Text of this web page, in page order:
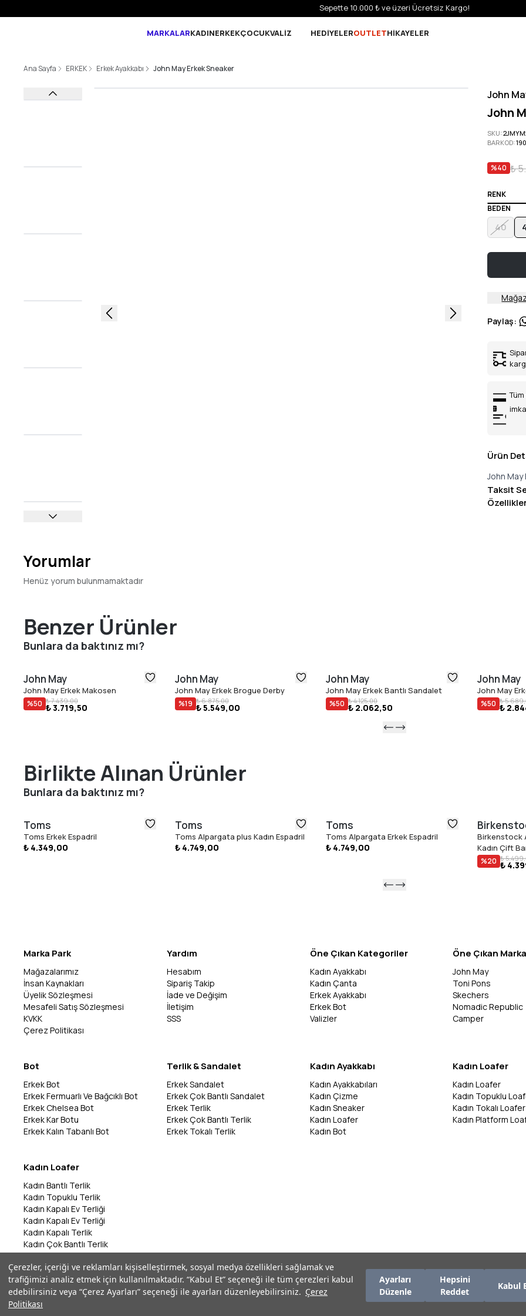
Çerezler, içeriği ve reklamları kişiselleştirmek, sosyal medya özellikleri sağlamak ve
trafiğimizi analiz etmek için kullanılmaktadır. “Kabul Et” seçeneği ile tüm çerezleri kabul
edebilirsiniz veya “Çerez Ayarları” seçeneği ile ayarları düzenleyebilirsiniz. Çerez
Politikası
Ayarları
Düzenle
Hepsini
Reddet
Kabul
Sepette 10.000 ₺ ve üzeri Ücretsiz Kargo!
MARKALARKADINERKEKÇOCUKVALİZ HEDİYELEROUTLETHİKAYELER
Ana Sayfa ERKEK Erkek Ayakkabı John May Erkek Sneaker
John
John
SKU:
BARKOD:
%40 ₺
RENK
BEDEN
40
Paylaş:
Ürün
John May
Taksit
Yorumlar
Henüz yorum bulunmamaktadır
Benzer Ürünler
Bunlara da baktınız mı?
John May
John May Erkek Makosen
%50 ₺ 7.439,00
₺ 3.719,50
John May
John May Erkek Brogue Derby
%19 ₺ 6.875,00
₺ 5.549,00
John May
John May Erkek Bantlı Sandalet
%50 ₺ 4.125,00
₺ 2.062,50
John May
John May
%50 ₺
₺
Birlikte Alınan Ürünler
Bunlara da baktınız mı?
Toms
Toms Erkek Espadril
₺ 4.349,00
Toms
Toms Alpargata plus Kadın Espadril
₺ 4.749,00
Toms
Toms Alpargata Erkek Espadril
₺ 4.749,00
Birkenstock
Kadın Çift
%20 ₺
₺
Marka Park
Mağazalarımız
İnsan Kaynakları
Üyelik Sözleşmesi
Mesafeli Satış Sözleşmesi
KVKK
Çerez Politikası
Yardım
Hesabım
Sipariş Takip
İade ve Değişim
İletişim
SSS
Öne Çıkan Kategoriler
Kadın Ayakkabı
Kadın Çanta
Erkek Ayakkabı
Erkek Bot
Valizler
Öne Çıkan
John May
Toni Pons
Skechers
Nomadic Republic
Camper
Bot
Erkek Bot
Erkek Fermuarlı Ve Bağcıklı Bot
Erkek Chelsea Bot
Erkek Kar Botu
Erkek Kalın Tabanlı Bot
Terlik & Sandalet
Erkek Sandalet
Erkek Çok Bantlı Sandalet
Erkek Terlik
Erkek Çok Bantlı Terlik
Erkek Tokalı Terlik
Kadın Ayakkabı
Kadın Ayakkabıları
Kadın Çizme
Kadın Sneaker
Kadın Loafer
Kadın Bot
Kadın Loafer
Kadın Loafer
Kadın Topuklu
Kadın Tokalı Loafer
Kadın Platform
Kadın Loafer
Kadın Bantlı Terlik
Kadın Topuklu Terlik
Kadın Kapalı Ev Terliği
Kadın Kapalı Ev Terliği
Kadın Kapalı Terlik
Kadın Çok Bantlı Terlik
Kadın Bantlı Terlik
Kadın Çok Bantlı Terlik
Kadın Parmak Arası Terlik
©2026 Marka Park - Tüm Hakları Saklıdır | ikas E-Ticaret Altyapısı ile Hazırlanmıştır